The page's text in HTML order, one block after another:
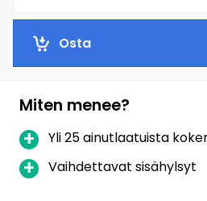
Osta
Miten menee?
Yli 25 ainutlaatuista
Vaihdettavat sisähylsyt